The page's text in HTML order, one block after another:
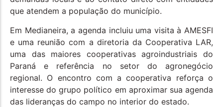
que atendem a população do município.
Em Medianeira, a agenda incluiu uma visita à AMESFI
e uma reunião com a diretoria da Cooperativa LAR,
uma das maiores cooperativas agroindustriais do
Paraná e referência no setor do agronegócio
regional. O encontro com a cooperativa reforça o
interesse do grupo político em aproximar sua agenda
das lideranças do campo no interior do estado.